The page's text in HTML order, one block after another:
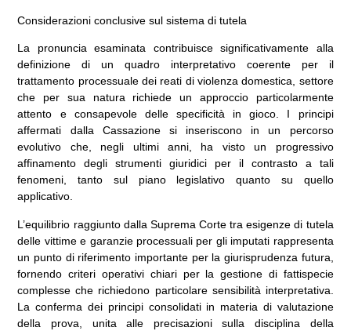
Considerazioni conclusive sul sistema di tutela
La pronuncia esaminata contribuisce significativamente alla
definizione di un quadro interpretativo coerente per il
trattamento processuale dei reati di violenza domestica, settore
che per sua natura richiede un approccio particolarmente
attento e consapevole delle specificità in gioco. I principi
affermati dalla Cassazione si inseriscono in un percorso
evolutivo che, negli ultimi anni, ha visto un progressivo
affinamento degli strumenti giuridici per il contrasto a tali
fenomeni, tanto sul piano legislativo quanto su quello
applicativo.
L’equilibrio raggiunto dalla Suprema Corte tra esigenze di tutela
delle vittime e garanzie processuali per gli imputati rappresenta
un punto di riferimento importante per la giurisprudenza futura,
fornendo criteri operativi chiari per la gestione di fattispecie
complesse che richiedono particolare sensibilità interpretativa.
La conferma dei principi consolidati in materia di valutazione
della prova, unita alle precisazioni sulla disciplina della